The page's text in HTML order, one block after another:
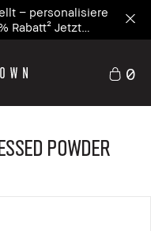
– personalisiere
Rabatt² Jetzt
0
Powder